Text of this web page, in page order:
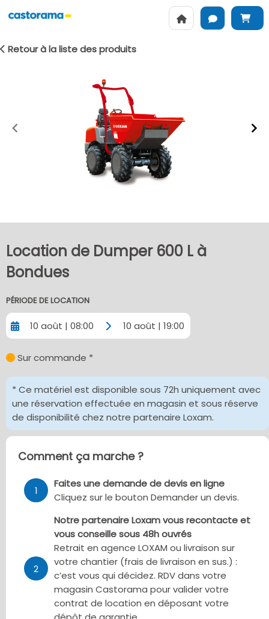
Retour à la liste des produits
Location de Dumper 600 L à
Bondues
PÉRIODE DE LOCATION
10 août | 08:00 10 août | 19:00
Sur commande *
* Ce matériel est disponible sous 72h uniquement avec
une réservation effectuée en magasin et sous réserve
de disponibilité chez notre partenaire Loxam.
Comment ça marche ?
1
Faites une demande de devis en ligne
Cliquez sur le bouton Demander un devis.
2
Notre partenaire Loxam vous recontacte et
vous conseille sous 48h ouvrés
Retrait en agence LOXAM ou livraison sur
votre chantier (frais de livraison en sus.) :
c’est vous qui décidez. RDV dans votre
magasin Castorama pour valider votre
contrat de location en déposant votre